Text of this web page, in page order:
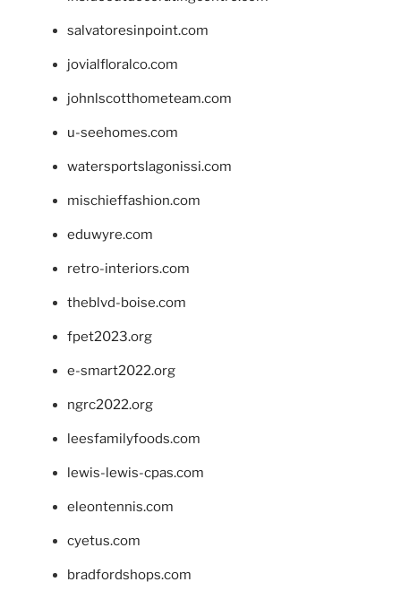
salvatoresinpoint.com
jovialfloralco.com
johnlscotthometeam.com
u-seehomes.com
watersportslagonissi.com
mischieffashion.com
eduwyre.com
retro-interiors.com
theblvd-boise.com
fpet2023.org
e-smart2022.org
ngrc2022.org
leesfamilyfoods.com
lewis-lewis-cpas.com
eleontennis.com
cyetus.com
bradfordshops.com